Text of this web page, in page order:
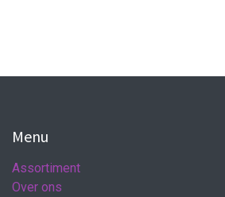
Menu
Assortiment
Over ons